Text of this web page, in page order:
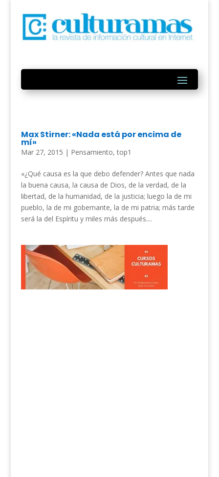
Max Stirner: «Nada está por encima de
mí»
Mar 27, 2015 | Pensamiento,top1
«¿Qué causa es la que debo defender? Antes que nada
la buena causa, la causa de Dios, de la verdad, de la
libertad, de la humanidad, de la justicia; luego la de mi
pueblo, la de mi gobernante, la de mi patria; más tarde
será la del Espíritu y miles más después....